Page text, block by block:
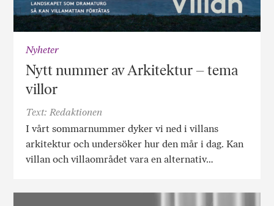
Nyheter
Nytt nummer av Arkitektur – tema
villor
Text: Redaktionen
I vårt sommarnummer dyker vi ned i villans
arkitektur och undersöker hur den mår i dag. Kan
villan och villaområdet vara en alternativ…